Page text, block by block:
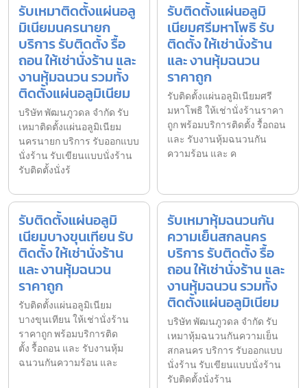
รับเหมาติดตั้งแผ่นอลู
มิเนียมนครนายก
บริการ รับติดตั้ง รื้อ
ถอน ให้เช่านั่งร้าน และ
งานหุ้มฉนวน รวมทั้ง
ติดตั้งแผ่นอลูมิเนียม
บริษัท พัฒนภูวดล จำกัด รับ
เหมาติดตั้งแผ่นอลูมิเนียม
นครนายก บริการ รับออกแบบ
นั่งร้าน รับเขียนแบบนั่งร้าน
รับติดตั้งนั่งร้
รับติดตั้งแผ่นอลูมิ
เนียมศรีมหาโพธิ รับ
ติดตั้ง ให้เช่านั่งร้าน
และ งานหุ้มฉนวน
ราคาถูก
รับติดตั้งแผ่นอลูมิเนียมศรี
มหาโพธิ ให้เช่านั่งร้านราคา
ถูก พร้อมบริการติดตั้ง รื้อถอน
และ รับงานหุ้มฉนวนกัน
ความร้อน และ ค
รับติดตั้งแผ่นอลูมิ
เนียมบางขุนเทียน รับ
ติดตั้ง ให้เช่านั่งร้าน
และ งานหุ้มฉนวน
ราคาถูก
รับติดตั้งแผ่นอลูมิเนียม
บางขุนเทียน ให้เช่านั่งร้าน
ราคาถูก พร้อมบริการติด
ตั้ง รื้อถอน และ รับงานหุ้ม
ฉนวนกันความร้อน และ
รับเหมาหุ้มฉนวนกัน
ความเย็นสกลนคร
บริการ รับติดตั้ง รื้อ
ถอน ให้เช่านั่งร้าน และ
งานหุ้มฉนวน รวมทั้ง
ติดตั้งแผ่นอลูมิเนียม
บริษัท พัฒนภูวดล จำกัด รับ
เหมาหุ้มฉนวนกันความเย็น
สกลนคร บริการ รับออกแบบ
นั่งร้าน รับเขียนแบบนั่งร้าน
รับติดตั้งนั่งร้าน